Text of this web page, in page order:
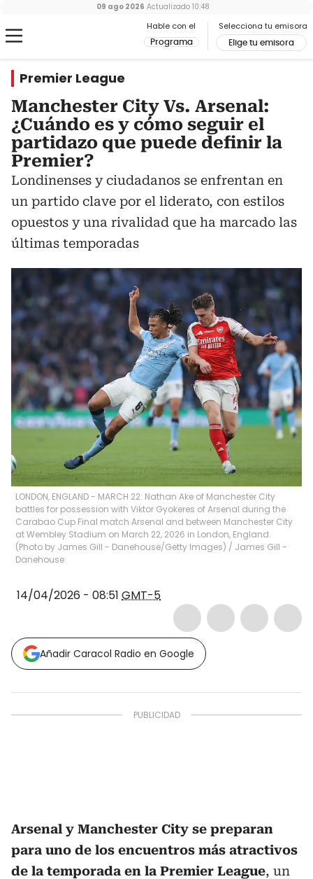
Hable con el
Programa
Selecciona tu emisora
Elige tu emisora
09 ago 2026 Actualizado 10:48
Premier League
Manchester City Vs. Arsenal:
¿Cuándo es y cómo seguir el
partidazo que puede definir la
Premier?
Londinenses y ciudadanos se enfrentan en
un partido clave por el liderato, con estilos
opuestos y una rivalidad que ha marcado las
últimas temporadas
LONDON, ENGLAND - MARCH 22: Nathan Ake of Manchester City
battles for possession with Viktor Gyokeres of Arsenal during the
Carabao Cup Final match Arsenal and between Manchester City
at Wembley Stadium on March 22, 2026 in London, England.
(Photo by James Gill - Danehouse/Getty Images) / James Gill -
Danehouse
14/04/2026 - 08:51 GMT-5
Añadir Caracol Radio en Google
Arsenal y Manchester City se preparan
para uno de los encuentros más atractivos
de la temporada en la Premier League, un